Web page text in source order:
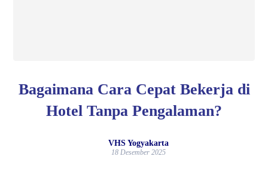
Bagaimana Cara Cepat Bekerja di
Hotel Tanpa Pengalaman?
VHS Yogyakarta
18 Desember 2025